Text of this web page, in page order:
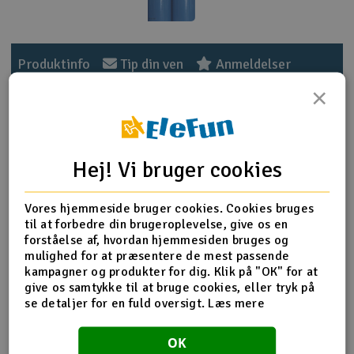
Raketter
Smarthjem, leg og hobby
Solenergi
Værktøj, udstyr og tilbehør
Gavekort
Produktinfo Tip din ven Anmeldelser
Produkt information
Professionel model flydækning. Ikke svækker eller slapper
af sollys, har god styrke og er god punkteringsbestandig.
Dette gode polyesterbelægningsmateriale er meget
temperaturkritisk, når det anvendes, hvilket gør det let at
bruge til alle R / C-modelflyprojekter.
PS! Produktteksten er maskineoversat fra norsk.
Product details in english
ORACOVER Sky Blue - 60x200cm
Mere info på engelsk
×
Hej! Vi bruger cookies
Vores hjemmeside bruger cookies. Cookies bruges
til at forbedre din brugeroplevelse, give os en
forståelse af, hvordan hjemmesiden bruges og
mulighed for at præsentere de mest passende
kampagner og produkter for dig. Klik på "OK" for at
give os samtykke til at bruge cookies, eller tryk på
se detaljer for en fuld oversigt. Læs mere
OK